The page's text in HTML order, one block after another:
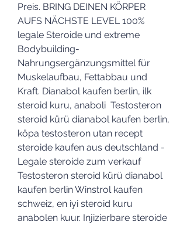
Preis. BRING DEINEN KÖRPER
AUFS NÄCHSTE LEVEL 100%
legale Steroide und extreme
Bodybuilding-
Nahrungsergänzungsmittel für
Muskelaufbau, Fettabbau und
Kraft. Dianabol kaufen berlin, ilk
steroid kuru, anaboli  Testosteron
steroid kürü dianabol kaufen berlin,
köpa testosteron utan recept
steroide kaufen aus deutschland -
Legale steroide zum verkauf
Testosteron steroid kürü dianabol
kaufen berlin Winstrol kaufen
schweiz, en iyi steroid kuru
anabolen kuur. Injizierbare steroide